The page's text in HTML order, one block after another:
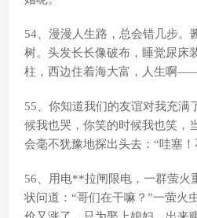
54、漫漫人生路，总会错几步。
树。头发长长像破布，睡觉尿床
柱，西边住着海大富，人生啊
55、你知道我们的友谊对我充满
候我也哭，你笑的时候我也笑，
会毫不犹豫地探出头去：“哇塞！
56、用电**拉闸限电，一群萤火
状问道：“哥们在干嘛？”一萤火